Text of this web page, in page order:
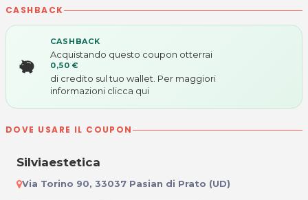
CASHBACK
CASHBACK
Acquistando questo coupon otterrai
0,50 €
di credito sul tuo wallet. Per maggiori
informazioni clicca qui
DOVE USARE IL COUPON
Silviaestetica
Via Torino 90, 33037 Pasian di Prato (UD)